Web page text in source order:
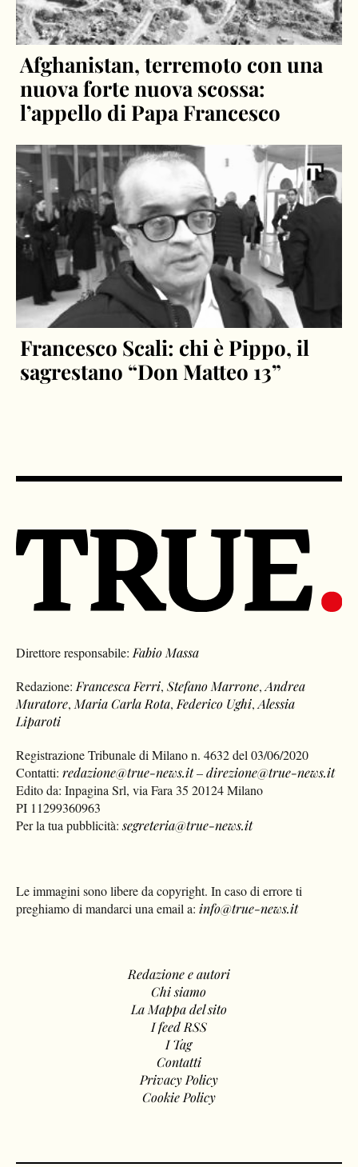
Afghanistan, terremoto con una
nuova forte nuova scossa:
l’appello di Papa Francesco
Francesco Scali: chi è Pippo, il
sagrestano “Don Matteo 13”
Direttore responsabile: Fabio Massa
Redazione: Francesca Ferri,Stefano Marrone,Andrea
Muratore, Maria Carla Rota, Federico Ughi,Alessia
Liparoti
Registrazione Tribunale di Milano n. 4632 del 03/06/2020
Contatti:redazione@true-news.it–direzione@true-news.it
Edito da: Inpagina Srl, via Fara 35 20124 Milano
PI 11299360963
Per la tua pubblicità:segreteria@true-news.it
Le immagini sono libere da copyright. In caso di errore ti
preghiamo di mandarci una email a: info@true-news.it
Redazione e autori
Chi siamo
La Mappa del sito
I feed RSS
I Tag
Contatti
Privacy Policy
Cookie Policy